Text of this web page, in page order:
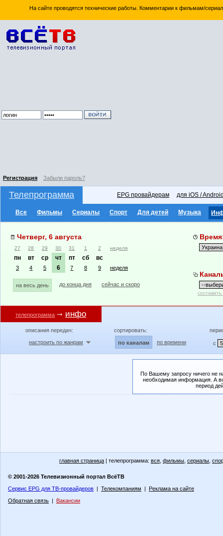
На сайте проводятся технические работы. Комментарии к фильмам/
Регистрация Забыли пароль?
Телепрограмма EPG провайдерам для iOS /
Все Фильмы Сериалы Спорт Для детей Музыка
Четверг, 6 августа
27 28 29 30 31 1 2 неделя
пн вт ср чт пт сб вс
3 4 5 6 7 8 9 неделя
на весь день до конца дня сейчас и скоро
телепрограмма инфо
описания передач:
настроить по жанрам
сортировать:
по каналам по времени с
По Вашему запросу ничего не
необходимая информация. А
период
главная страница | телепрограмма: вся фильмы сериалы
© 2001-2026 Телевизионный портал ВсёТВ
Сервис EPG для ТВ-провайдеров | Телекомпаниям | Реклама на сайте
Обратная связь | Вакансии